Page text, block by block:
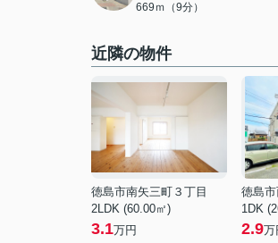
669ｍ（9分）
近隣の物件
徳島市南矢三町３丁目
2LDK (60.00㎡)
3.1万円
徳島
1DK
2.9万